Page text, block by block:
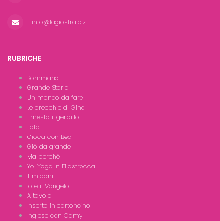
info@lagiostra.biz
RUBRICHE
Sommario
Grande Storia
Un mondo da fare
Le orecchie di Gino
Ernesto il gerbillo
Fafà
Gioca con Bea
Giò da grande
Ma perchè
Yo-Yoga in Filastrocca
Timidoni
Io e il Vangelo
A tavola
Inserto in cartoncino
Inglese con Camy